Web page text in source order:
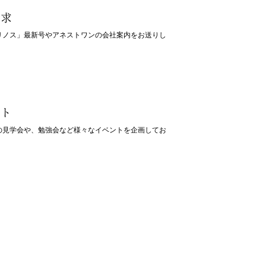
ノス」最新号やアネストワンの会社案内をお送りし
見学会や、勉強会など様々なイベントを企画してお